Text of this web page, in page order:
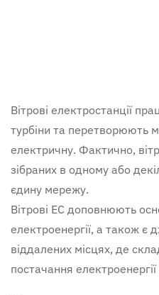
Вітрові електростанції
турбіни та перетворюють
електричну. Фактично,
зібраних в одному або
єдину мережу.
Вітрові ЕС доповнюють
електроенергії, а також є
віддалених місцях, де
постачання